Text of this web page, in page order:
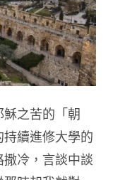
之苦的「朝
續進修大學的
冷，言談中談